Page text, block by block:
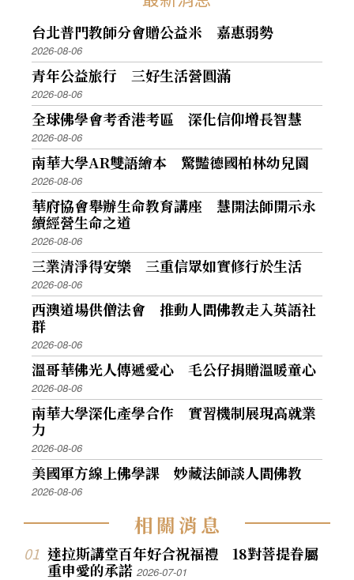
台北普門教師分會贈公益米 嘉惠弱勢
2026-08-06
青年公益旅行 三好生活營圓滿
2026-08-06
全球佛學會考香港考區 深化信仰增長智慧
2026-08-06
南華大學AR雙語繪本 驚豔德國柏林幼兒園
2026-08-06
華府協會舉辦生命教育講座 慧開法師開示永
續經營生命之道
2026-08-06
三業清淨得安樂 三重信眾如實修行於生活
2026-08-06
西澳道場供僧法會 推動人間佛教走入英語社
群
2026-08-06
溫哥華佛光人傳遞愛心 毛公仔捐贈溫暖童心
2026-08-06
南華大學深化產學合作 實習機制展現高就業
力
2026-08-06
美國軍方線上佛學課 妙藏法師談人間佛教
2026-08-06
相關消息
達拉斯講堂百年好合祝福禮 18對菩提眷屬
重申愛的承諾2026-07-01